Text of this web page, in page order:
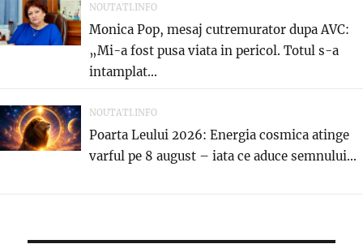
NOUTATI.INFO
Monica Pop, mesaj cutremurator dupa AVC:
„Mi-a fost pusa viata in pericol. Totul s-a
intamplat...
NOUTATI.INFO
Poarta Leului 2026: Energia cosmica atinge
varful pe 8 august – iata ce aduce semnului...